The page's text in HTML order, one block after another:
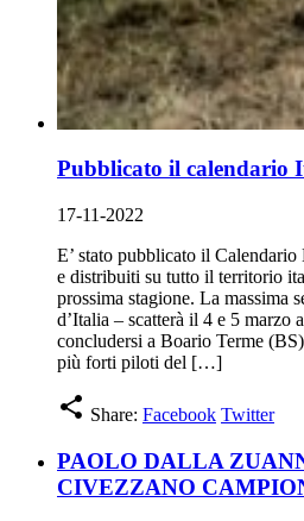
Pubblicato il calendario
17-11-2022
E’ stato pubblicato il
e distribuiti su tutto il territorio
prossima stagione. La massima
d’Italia – scatterà il 4 e 5 marzo
concludersi a Boario Terme
più forti piloti del […]
share Share: Facebook Twitter
PAOLO DALLA
CIVEZZANO